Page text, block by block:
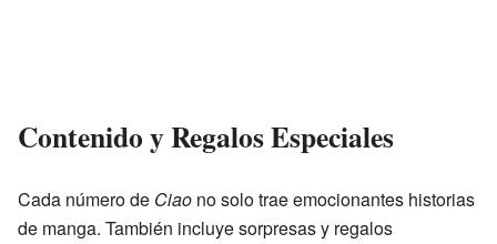
Contenido y Regalos Especiales
Cada número de Ciao no solo trae emocionantes historias
de manga. También incluye sorpresas y regalos